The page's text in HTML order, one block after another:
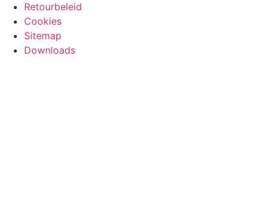
Retourbeleid
Cookies
Sitemap
Downloads